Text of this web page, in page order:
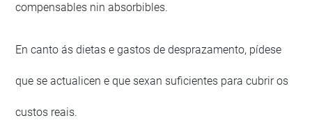
compensables nin absorbibles.
En canto ás dietas e gastos de desprazamento, pídese
que se actualicen e que sexan suficientes para cubrir os
custos reais.